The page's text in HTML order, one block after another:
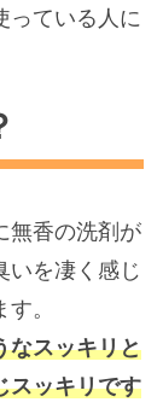
っている人に
無香の洗剤が
いを凄く感じ
。
なスッキリと
スッキリです